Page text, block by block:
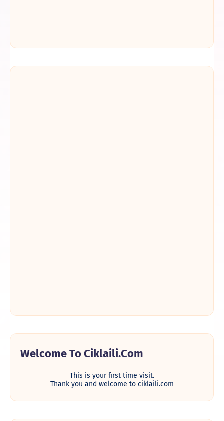
Welcome To Ciklaili.com
This is your first time visit.
Thank you and welcome to ciklaili.com